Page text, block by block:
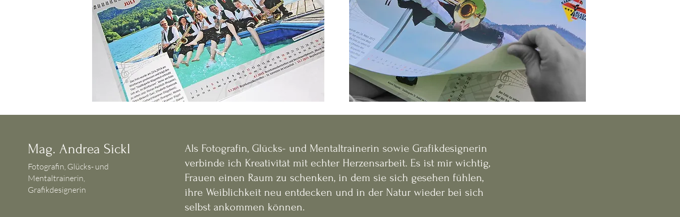
Mag. Andrea Sickl
Fotografin, Glücks- und
Mentaltrainerin,
Grafikdesignerin
Als Fotografin, Glücks- und Mentaltrainerin sowie Grafikdesignerin
verbinde ich Kreativität mit echter Herzensarbeit. Es ist mir wichtig,
Frauen einen Raum zu schenken, in dem sie sich gesehen fühlen,
ihre Weiblichkeit neu entdecken und in der Natur wieder bei sich
selbst ankommen können.